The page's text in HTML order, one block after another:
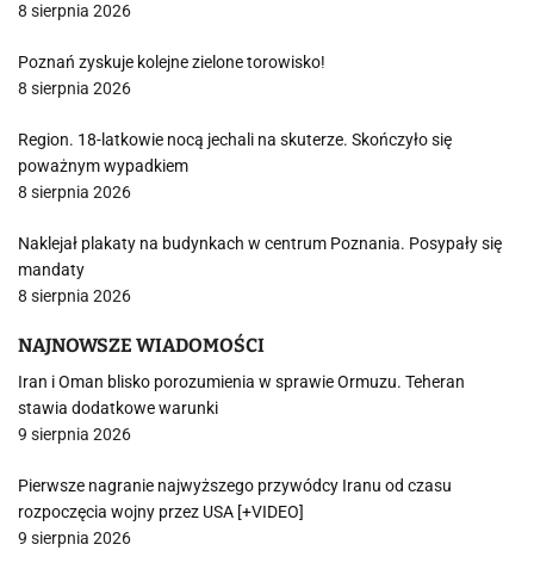
8 sierpnia 2026
Poznań zyskuje kolejne zielone torowisko!
8 sierpnia 2026
Region. 18-latkowie nocą jechali na skuterze. Skończyło się
poważnym wypadkiem
8 sierpnia 2026
Naklejał plakaty na budynkach w centrum Poznania. Posypały się
mandaty
8 sierpnia 2026
NAJNOWSZE WIADOMOŚCI
Iran i Oman blisko porozumienia w sprawie Ormuzu. Teheran
stawia dodatkowe warunki
9 sierpnia 2026
Pierwsze nagranie najwyższego przywódcy Iranu od czasu
rozpoczęcia wojny przez USA [+VIDEO]
9 sierpnia 2026